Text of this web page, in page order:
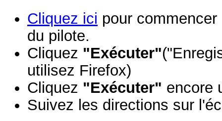
Cliquez ici pour
du pilote.
Cliquez "Exécuter"
utilisez Firefox)
Cliquez "Exécuter" encore
Suivez les directions sur